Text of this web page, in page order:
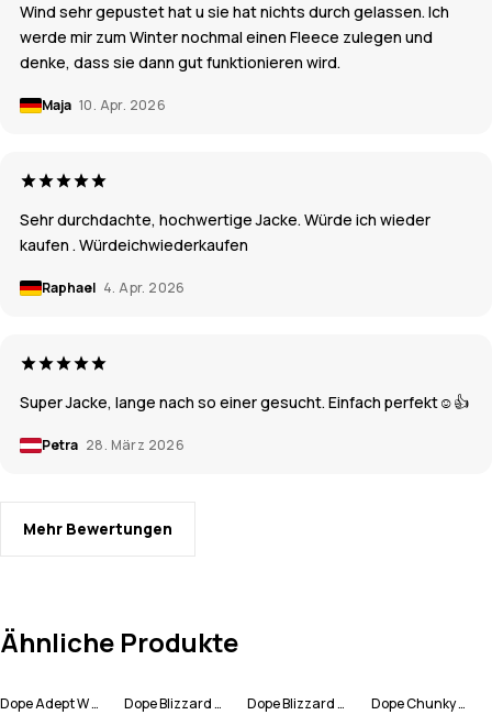
Wind sehr gepustet hat u sie hat nichts durch gelassen. Ich
werde mir zum Winter nochmal einen Fleece zulegen und
denke, dass sie dann gut funktionieren wird.
Maja 10. Apr. 2026
Sehr durchdachte, hochwertige Jacke. Würde ich wieder
kaufen . Würdeichwiederkaufen
Raphael 4. Apr. 2026
Super Jacke, lange nach so einer gesucht. Einfach perfekt☺️👍
Petra 28. März 2026
Mehr Bewertungen
Ähnliche Produkte
Dope Adept W Snowboardjacke Damen
Dope Blizzard W Snowboardjacke Damen
Dope Blizzard W Snowboardhose Damen
Dope Chunky Mütze